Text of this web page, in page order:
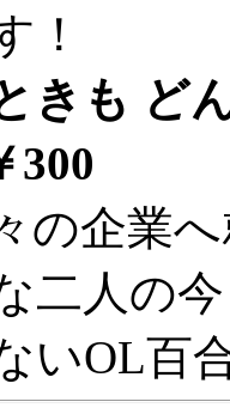
！
きも ど
300
の企業
二人の
いOL百